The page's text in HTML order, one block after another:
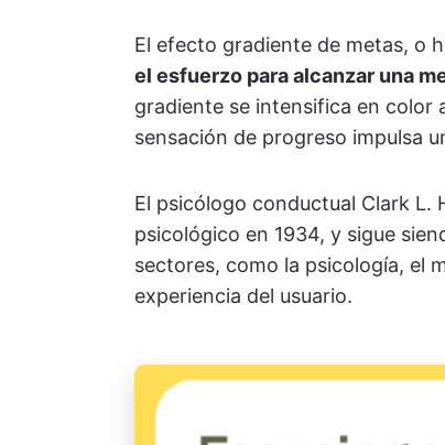
El efecto gradiente de metas, o
el esfuerzo para alcanzar una
gradiente se intensifica en color
sensación de progreso impulsa
El psicólogo conductual Clark L.
psicológico en 1934, y sigue
sectores, como la psicología, el
experiencia del usuario.